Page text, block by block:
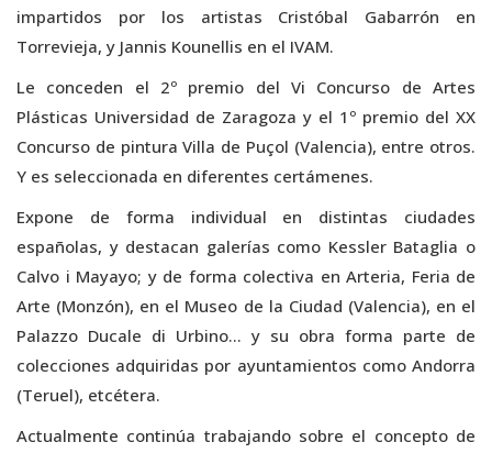
impartidos por los artistas Cristóbal Gabarrón en
Torrevieja, y Jannis Kounellis en el IVAM.
Le conceden el 2º premio del Vi Concurso de Artes
Plásticas Universidad de Zaragoza y el 1º premio del XX
Concurso de pintura Villa de Puçol (Valencia), entre otros.
Y es seleccionada en diferentes certámenes.
Expone de forma individual en distintas ciudades
españolas, y destacan galerías como Kessler Bataglia o
Calvo i Mayayo; y de forma colectiva en Arteria, Feria de
Arte (Monzón), en el Museo de la Ciudad (Valencia), en el
Palazzo Ducale di Urbino… y su obra forma parte de
colecciones adquiridas por ayuntamientos como Andorra
(Teruel), etcétera.
Actualmente continúa trabajando sobre el concepto de